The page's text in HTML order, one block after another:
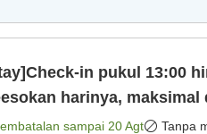
in pukul 13:00
harinya, maksimal
saja]
sampai 20 Agt Tanpa